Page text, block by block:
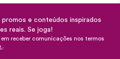
e conteúdos inspirados
reais. Se joga!
receber comunicações nos termos
.